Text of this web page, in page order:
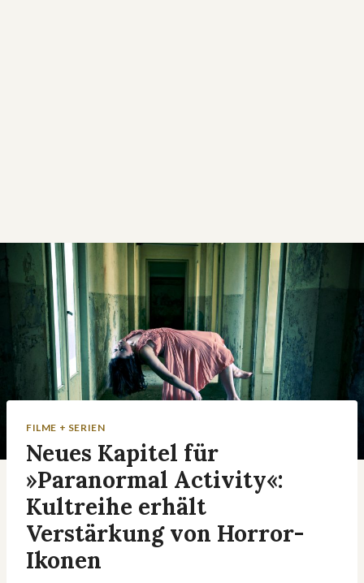
FILME + SERIEN
Neues Kapitel für
»Paranormal Activity«:
Kultreihe erhält
Verstärkung von Horror-
Ikonen